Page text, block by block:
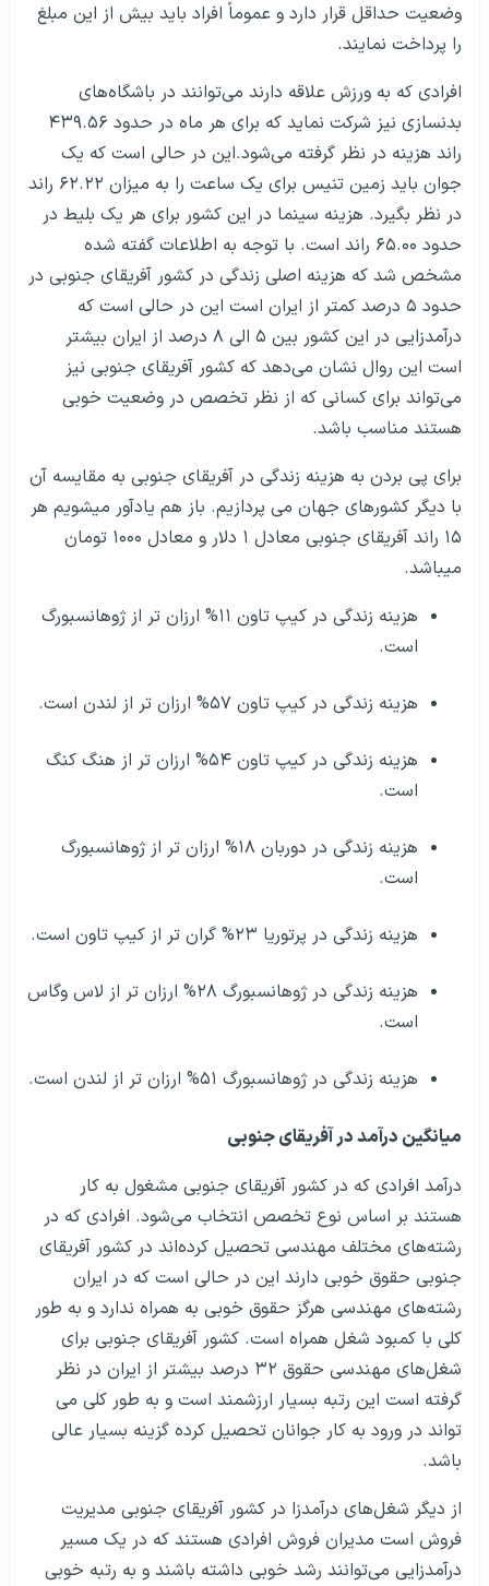
وضعیت حداقل قرار دارد و عموماً افراد باید بیش از این مبلغ
را پرداخت نمایند.
افرادی که به ورزش علاقه دارند می‌توانند در باشگاه‌های
بدنسازی نیز شرکت نماید که برای هر ماه در حدود ۴۳۹.۵۶
راند هزینه در نظر گرفته می‌شود.این در حالی است که یک
جوان باید زمین تنیس برای یک ساعت را به میزان ۶۲.۲۲ راند
در نظر بگیرد. هزینه سینما در این کشور برای هر یک بلیط در
حدود ۶۵.۰۰ راند است. با توجه به اطلاعات گفته شده
مشخص شد که هزینه اصلی زندگی در کشور آفریقای جنوبی در
حدود ۵ درصد کمتر از ایران است این در حالی است که
درآمدزایی در این کشور بین ۵ الی ۸ درصد از ایران بیشتر
است این روال نشان می‌دهد که کشور آفریقای جنوبی نیز
می‌تواند برای کسانی که از نظر تخصص در وضعیت خوبی
هستند مناسب باشد.
برای پی بردن به هزینه زندگی در آفریقای جنوبی به مقایسه آن
با دیگر کشورهای جهان می پردازیم. باز هم یادآور میشویم هر
۱۵ راند آفریقای جنوبی معادل ۱ دلار و معادل ۱۰۰۰ تومان
میباشد.
هزینه زندگی در کیپ تاون ۱۱% ارزان تر از ژوهانسبورگ
است.
هزینه زندگی در کیپ تاون ۵۷% ارزان تر از لندن است.
هزینه زندگی در کیپ تاون ۵۴% ارزان تر از هنگ کنگ
است.
هزینه زندگی در دوربان ۱۸% ارزان تر از ژوهانسبورگ
است.
هزینه زندگی در پرتوریا ۲۳% گران تر از کیپ تاون است.
هزینه زندگی در ژوهانسبورگ ۲۸% ارزان تر از لاس وگاس
است.
هزینه زندگی در ژوهانسبورگ ۵۱% ارزان تر از لندن است.
میانگین درآمد در آفریقای جنوبی
درآمد افرادی که در کشور آفریقای جنوبی مشغول به کار
هستند بر اساس نوع تخصص انتخاب می‌شود. افرادی که در
رشته‌های مختلف مهندسی تحصیل کرده‌اند در کشور آفریقای
جنوبی حقوق خوبی دارند این در حالی است که در ایران
رشته‌های مهندسی هرگز حقوق خوبی به همراه ندارد و به طور
کلی با کمبود شغل همراه است. کشور آفریقای جنوبی برای
شغل‌های مهندسی حقوق ۳۲ درصد بیشتر از ایران در نظر
گرفته است این رتبه بسیار ارزشمند است و به طور کلی می
تواند در ورود به کار جوانان تحصیل کرده گزینه بسیار عالی
باشد.
از دیگر شغل‌های درآمدزا در کشور آفریقای جنوبی مدیریت
فروش است مدیران فروش افرادی هستند که در یک مسیر
درآمدزایی می‌توانند رشد خوبی داشته باشند و به رتبه خوبی